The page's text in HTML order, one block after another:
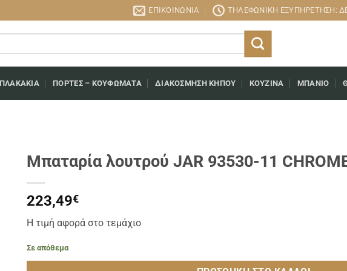
ΕΠΙΚΟΙΝΩΝΊΑ ΤΗΛΕΦΩΝΙΚΉ ΕΞΥΠΗΡΈΤΗΣΗ:
ΠΌΡΤΕΣ – ΚΟΥΦΏΜΑΤΑ ΔΙΑΚΌΣΜΗΣΗ ΚΉΠΟΥ ΚΟΥΖΊΝΑ ΜΠΆΝΙΟ
Μπαταρία λουτρού JAR 93530-11
223,49€
Η τιμή αφορά στο τεμάχιο
Σε απόθεμα